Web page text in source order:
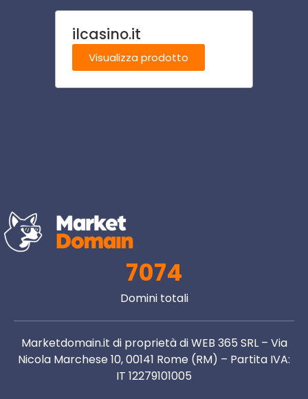
ilcasino.it
Visualizza prodotto
7074
Domini totali
Marketdomain.it di proprietà di WEB 365 SRL – Via
Nicola Marchese 10, 00141 Rome (RM) – Partita IVA:
IT 12279101005